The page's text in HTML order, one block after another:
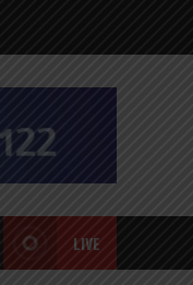
LIVE